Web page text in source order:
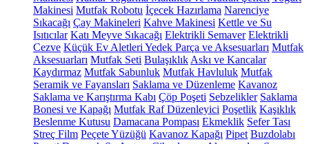
Makinesi Mutfak Robotu İçecek Hazırlama Narenciye
Sıkacağı Çay Makineleri Kahve Makinesi Kettle ve Su
Isıtıcılar Katı Meyve Sıkacağı Elektrikli Semaver Elektrikli
Cezve Küçük Ev Aletleri Yedek Parça ve Aksesuarları Mutfak
Aksesuarları Mutfak Seti Bulaşıklık Askı ve Kancalar
Kaydırmaz Mutfak Sabunluk Mutfak Havluluk Mutfak
Seramik ve Fayansları Saklama ve Düzenleme Kavanoz
Saklama ve Karıştırma Kabı Çöp Poşeti Sebzelikler Saklama
Bonesi ve Kapağı Mutfak Raf Düzenleyici Poşetlik Kaşıklık
Beslenme Kutusu Damacana Pompası Ekmeklik Sefer Tası
Streç Film Peçete Yüzüğü Kavanoz Kapağı Pipet Buzdolabı